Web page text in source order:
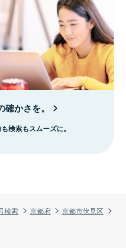
検索 京都府
京都市伏見区
かさを。
検索もスムーズに。